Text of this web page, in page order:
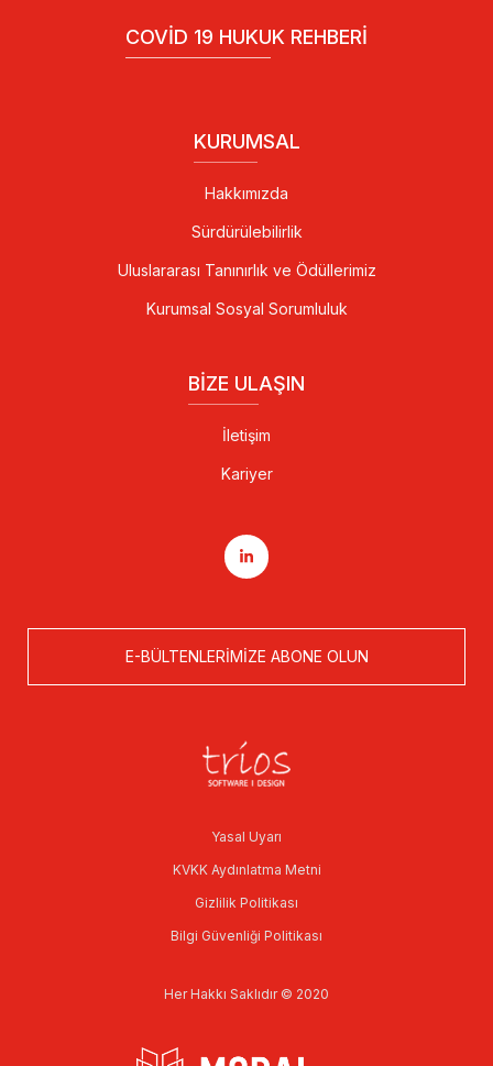
COVID 19 HUKUK REHBERI
KURUMSAL
Hakkımızda
Sürdürülebilirlik
Uluslararası Tanınırlık ve Ödüllerimiz
Kurumsal Sosyal Sorumluluk
BIZE ULAŞIN
İletişim
Kariyer
E-BÜLTENLERIMIZE ABONE OLUN
Her Hakkı Saklıdır © 2020
Yasal Uyarı
KVKK Aydınlatma Metni
Gizlilik Politikası
Bilgi Güvenliği Politikası